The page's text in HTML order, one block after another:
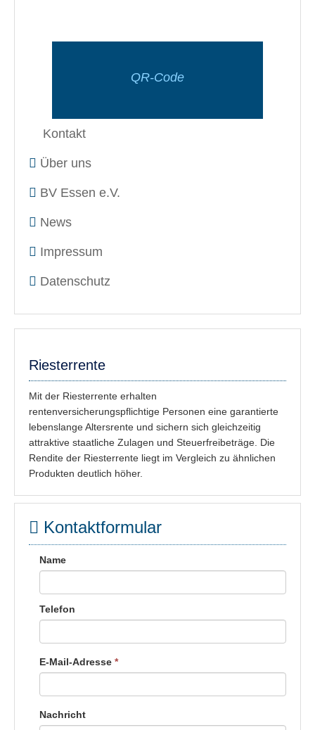
QR-Code
Kontakt
Über uns
BV Essen e.V.
News
Impressum
Datenschutz
Riesterrente
Mit der Riesterrente erhalten
rentenversicherungspflichtige Personen eine garantierte
lebenslange Altersrente und sichern sich gleichzeitig
attraktive staatliche Zulagen und Steuerfreibeträge. Die
Rendite der Riesterrente liegt im Vergleich zu ähnlichen
Produkten deutlich höher.
Kontaktformular
Name
Telefon
E-Mail-Adresse *
Nachricht